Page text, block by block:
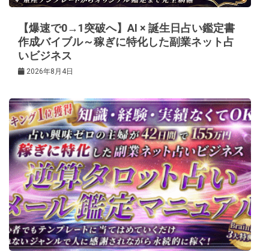
ン【爆速で0→1突破へ】AI × 誕生日占い鑑定書
作成バイブル～稼ぎに特化した副業ネット占
いビジネス
2026年8月4日